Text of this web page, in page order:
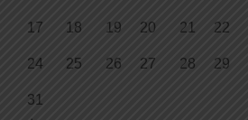
17 18 19 20 21 22
24 25 26 27 28 29
31